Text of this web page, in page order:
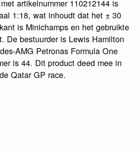
artikelnummer 110212144 is
1:18, wat inhoudt dat het ± 30
is Minichamps en het gebruikte
De bestuurder is Lewis Hamilton
AMG Petronas Formula One
is 44. Dit product deed mee in
Qatar GP race.